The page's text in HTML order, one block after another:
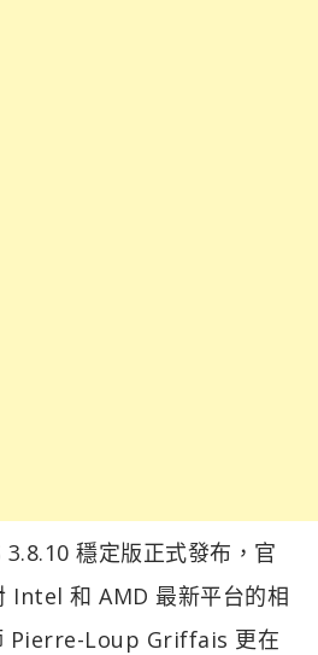
穩定版正式發布，官
Intel 和 AMD 最新平台的相
Pierre-Loup Griffais 更在